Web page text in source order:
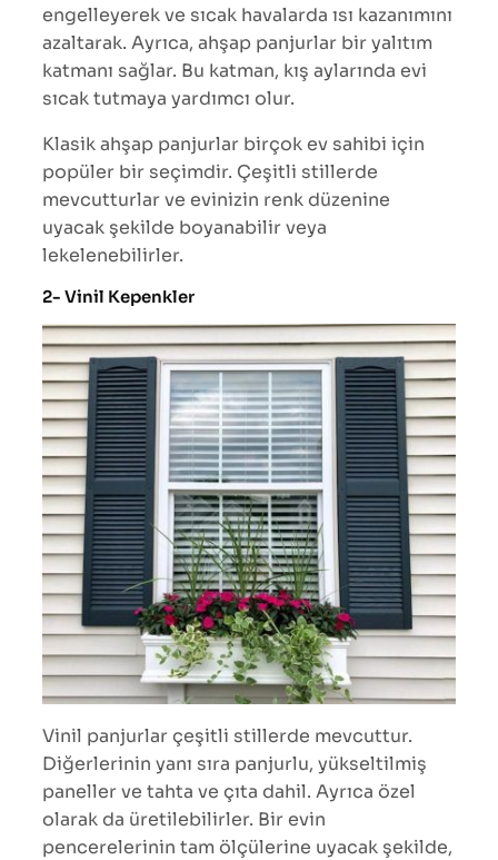
engelleyerek ve sıcak havalarda ısı kazanımını
azaltarak. Ayrıca, ahşap panjurlar bir yalıtım
katmanı sağlar. Bu katman, kış aylarında evi
sıcak tutmaya yardımcı olur.
Klasik ahşap panjurlar birçok ev sahibi için
popüler bir seçimdir. Çeşitli stillerde
mevcutturlar ve evinizin renk düzenine
uyacak şekilde boyanabilir veya
lekelenebilirler.
2- Vinil Kepenkler
Vinil panjurlar çeşitli stillerde mevcuttur.
Diğerlerinin yanı sıra panjurlu, yükseltilmiş
paneller ve tahta ve çıta dahil. Ayrıca özel
olarak da üretilebilirler. Bir evin
pencerelerinin tam ölçülerine uyacak şekilde,